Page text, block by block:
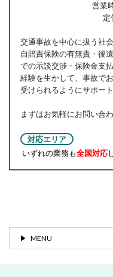
営業
定
交通事故を中心に扱う社
自賠責保険の有無責・後
での示談交渉・保険金支
経験を生かして、事故で
受けられるようにサポート
まずはお気軽にお問い合
対応エリア
いずれの業務も全国対応
MENU